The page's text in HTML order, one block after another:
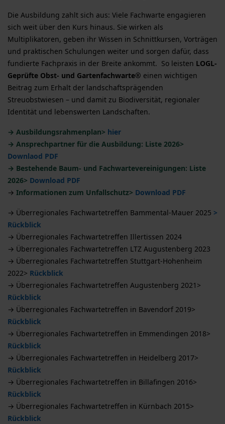
Die Ausbildung zahlt sich aus: Viele Fachwarte engagieren
sich weit über den Kurs hinaus. Sie wirken als
Multiplikatoren, geben ihr Wissen in Schnittkursen, Vorträgen
und praktischen Schulungen weiter und sorgen dafür, dass
fundierte Fachpraxis in der Breite ankommt. So leisten LOGL-
Geprüfte Obst- und Gartenfachwarte® einen wichtigen
Beitrag zum Erhalt der landschaftsprägenden
Streuobstwiesen – und damit zu Biodiversität, regionaler
Identität und lebenswerten Landschaften.
→ Ausbildungsrahmenplan> hier
→ Ansprechpartner für die Ausbildung: Liste 2026>
Downlaod PDF
→ Bestehende Baum- und Fachwartevereinigungen: Liste
2026> Download PDF
→ Informationen zum Unfallschutz> Download PDF
→ Überregionales Fachwartetreffen Bammental-Mauer 2025 >
Rückblick
→ Überregionales Fachwartetreffen Illertissen 2024
→ Überregionales Fachwartetreffen LTZ Augustenberg 2023
→ Überregionales Fachwartetreffen Stuttgart-Hohenheim
2022> Rückblick
→ Überregionales Fachwartetreffen Augustenberg 2021>
Rückblick
→ Überregionales Fachwartetreffen in Bavendorf 2019>
Rückblick
→ Überregionales Fachwartetreffen in Emmendingen 2018>
Rückblick
→ Überregionales Fachwartetreffen in Heidelberg 2017>
Rückblick
→ Überregionales Fachwartetreffen in Billafingen 2016>
Rückblick
→ Überregionales Fachwartetreffen in Kürnbach 2015>
Rückblick